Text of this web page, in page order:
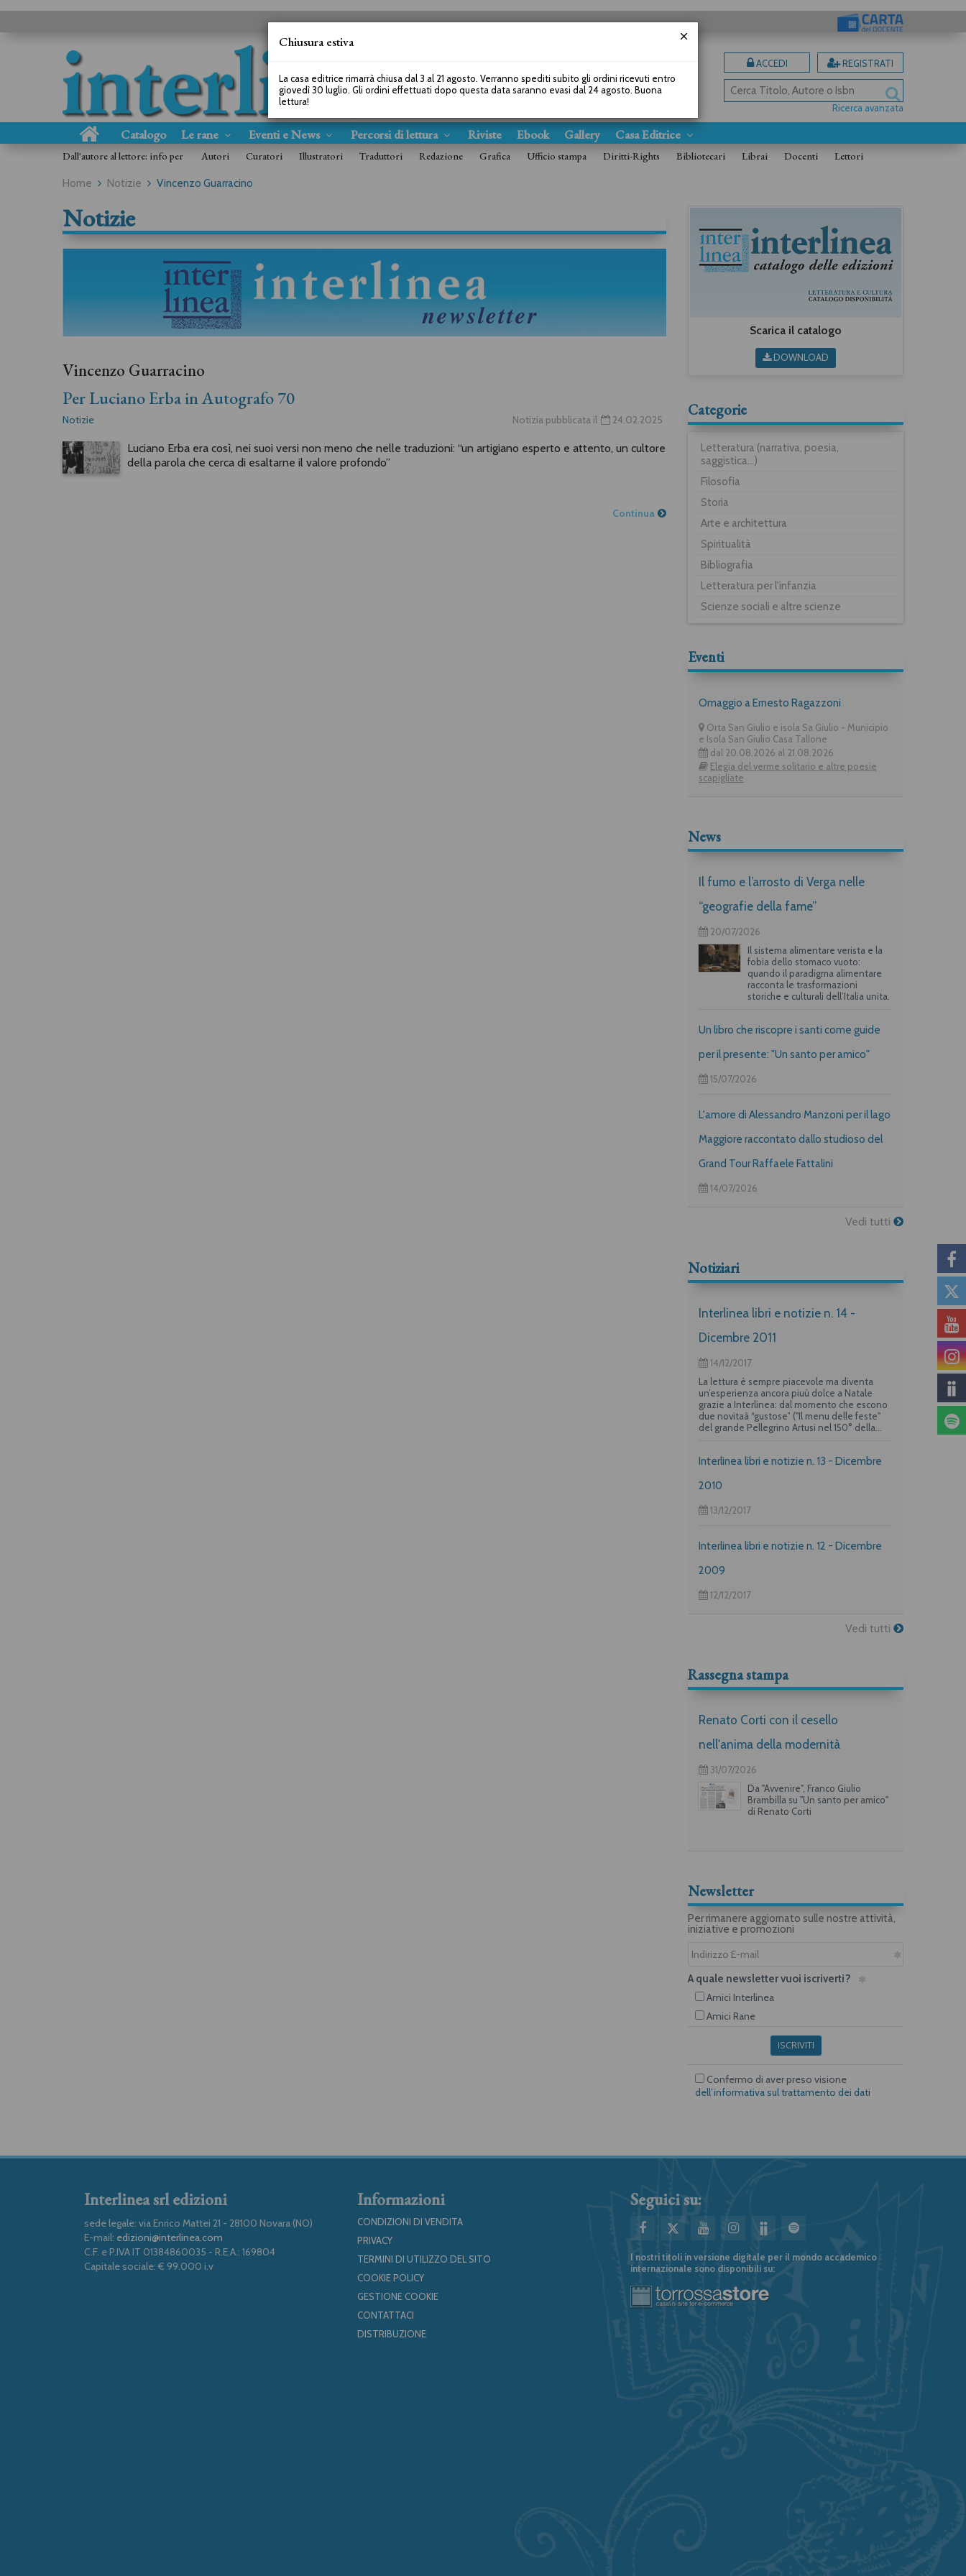
ACCEDI REGISTRATI
Ricerca avanzata
Catalogo Le rane Eventi e News Percorsi di lettura Riviste Ebook Gallery Casa Editrice
Dall'autore al lettore: info per Autori Curatori Illustratori Traduttori Redazione Grafica Ufficio stampa Diritti-Rights Bibliotecari Librai Docenti Lettori
Home Notizie Vincenzo Guarracino
Notizie
Vincenzo Guarracino
Per Luciano Erba in Autografo 70
Notizie Notizia pubblicata il 24.02.2025
Luciano Erba era così, nei suoi versi non meno che nelle traduzioni: “un artigiano esperto e attento, un cultore
della parola che cerca di esaltarne il valore profondo”
Continua
Scarica il catalogo
DOWNLOAD
Categorie
Letteratura (narrativa, poesia,
saggistica...)
Filosofia
Storia
Arte e architettura
Spiritualità
Bibliografia
Letteratura per l'infanzia
Scienze sociali e altre scienze
Eventi
Omaggio a Ernesto Ragazzoni
Orta San Giulio e isola Sa Giulio - Municipio
e Isola San Giulio Casa Tallone
dal 20.08.2026 al 21.08.2026
Elegia del verme solitario e altre poesie
scapigliate
News
Il fumo e l’arrosto di Verga nelle
“geografie della fame”
20/07/2026
Il sistema alimentare verista e la
fobia dello stomaco vuoto:
quando il paradigma alimentare
racconta le trasformazioni
storiche e culturali dell’Italia unita.
Un libro che riscopre i santi come guide
per il presente: "Un santo per amico"
15/07/2026
L'amore di Alessandro Manzoni per il lago
Maggiore raccontato dallo studioso del
Grand Tour Raffaele Fattalini
14/07/2026
Vedi tutti
Notiziari
Interlinea libri e notizie n. 14 -
Dicembre 2011
14/12/2017
La lettura è sempre piacevole ma diventa
un’esperienza ancora piuù dolce a Natale
grazie a Interlinea: dal momento che escono
due novitaà “gustose” ("Il menu delle feste"
del grande Pellegrino Artusi nel 150° della
per l’infanzia, Guido Quarzo e Anna Vivarelli)
per i suoi lettori piuù golosi.
Interlinea libri e notizie n. 13 - Dicembre
2010
13/12/2017
Interlinea libri e notizie n. 12 - Dicembre
2009
12/12/2017
Vedi tutti
Rassegna stampa
Renato Corti con il cesello
nell'anima della modernità
31/07/2026
Da "Avvenire", Franco Giulio
Brambilla su "Un santo per amico"
di Renato Corti
Newsletter
Per rimanere aggiornato sulle nostre attività,
iniziative e promozioni
A quale newsletter vuoi iscriverti?
Amici Interlinea
Amici Rane
ISCRIVITI
Confermo di aver preso visione
dell’informativa sul trattamento dei dati
Interlinea srl edizioni
sede legale: via Enrico Mattei 21 - 28100 Novara (NO)
E-mail: edizioni@interlinea.com
C.F. e P.IVA IT 01384860035 - R.E.A.: 169804
Capitale sociale: € 99.000 i.v
Informazioni
CONDIZIONI DI VENDITA
PRIVACY
TERMINI DI UTILIZZO DEL SITO
COOKIE POLICY
GESTIONE COOKIE
CONTATTACI
DISTRIBUZIONE
Seguici su:
I nostri titoli in versione digitale per il mondo accademico
internazionale sono disponibili su:
Chiusura estiva
La casa editrice rimarrà chiusa dal 3 al 21 agosto. Verranno spediti subito gli ordini ricevuti entro
giovedì 30 luglio. Gli ordini effettuati dopo questa data saranno evasi dal 24 agosto. Buona
lettura!